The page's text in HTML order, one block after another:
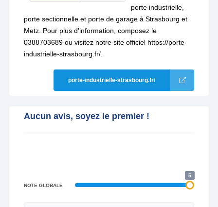
porte industrielle,
porte sectionnelle et porte de garage à Strasbourg et
Metz. Pour plus d'information, composez le
0388703689 ou visitez notre site officiel https://porte-
industrielle-strasbourg.fr/.
porte-industrielle-strasbourg.fr/
Aucun avis, soyez le premier !
NOTE GLOBALE
5